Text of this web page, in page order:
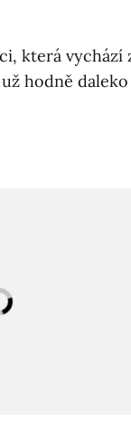
která vychází
hodně